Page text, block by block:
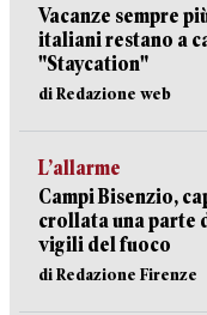
Vacanze sempre
italiani restano a
"Staycation"
di Redazione web
L’allarme
Campi Bisenzio,
crollata una parte
vigili del fuoco
di Redazione Firenze